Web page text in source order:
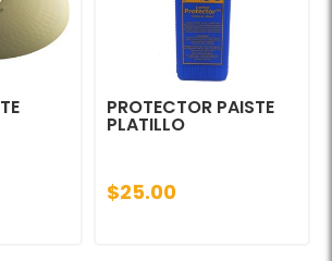
PROTECTOR PAISTE
PLATILLO
$25.00